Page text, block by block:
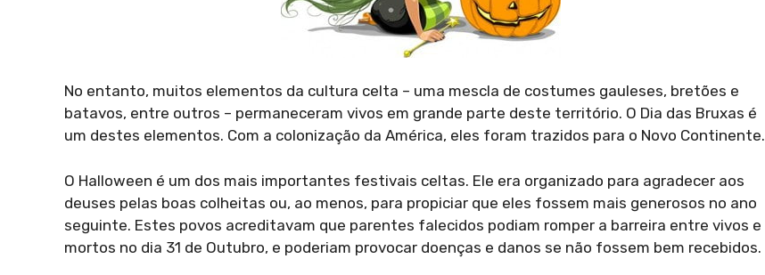
No entanto, muitos elementos da cultura celta – uma mescla de costumes gauleses, bretões e
batavos, entre outros – permaneceram vivos em grande parte deste território. O Dia das Bruxas é
um destes elementos. Com a colonização da América, eles foram trazidos para o Novo Continente.
O Halloween é um dos mais importantes festivais celtas. Ele era organizado para agradecer aos
deuses pelas boas colheitas ou, ao menos, para propiciar que eles fossem mais generosos no ano
seguinte. Estes povos acreditavam que parentes falecidos podiam romper a barreira entre vivos e
mortos no dia 31 de Outubro, e poderiam provocar doenças e danos se não fossem bem recebidos.